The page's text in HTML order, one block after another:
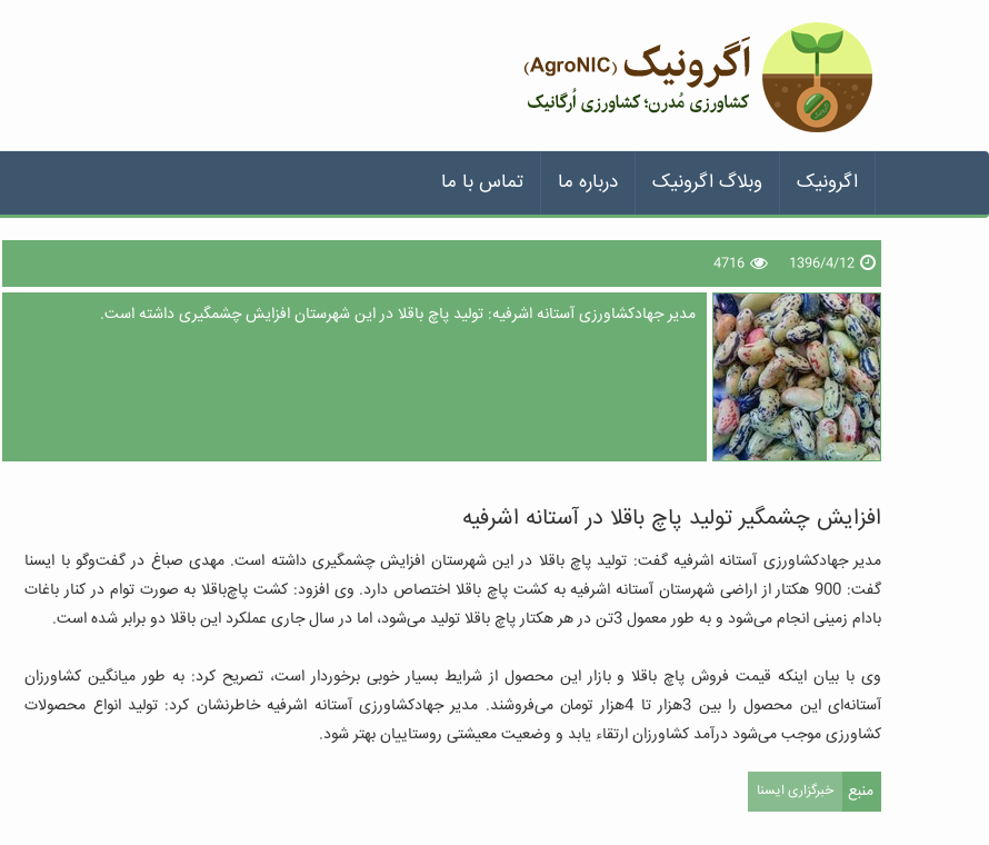
اگرونیک وبلاگ اگرونیک درباره ما تماس با ما
1396/4/12
4716
مدیر جهادکشاورزی آستانه ‌اشرفیه: تولید پاچ باقلا در این شهرستان افزایش چشمگیری داشته است.
افزایش چشمگیر تولید پاچ باقلا در آستانه اشرفیه
مدیر جهادکشاورزی آستانه ‌اشرفیه گفت: تولید پاچ باقلا در این شهرستان افزایش چشمگیری داشته است. ‌مهدی صباغ در گفت‌و‌گو با ایسنا‌
گفت: 900 هکتار از اراضی شهرستان آستانه اشرفیه به کشت پاچ باقلا اختصاص دارد.
وی افزود: کشت پاچ‌باقلا به صورت توام در کنار باغات
بادام زمینی انجام می‌شود و به طور معمول 3تن در هر هکتار پاچ باقلا تولید می‌شود، اما در سال جاری عملکرد این باقلا دو برابر شده است.
وی با بیان اینکه قیمت فروش پاچ باقلا و بازار این محصول از شرایط بسیار خوبی برخوردار است، تصریح کرد: به طور میانگین کشاورزان
آستانه‌ای این محصول را بین 3هزار تا 4هزار تومان می‌فروشند.
مدیر جهادکشاورزی آستانه اشرفیه خاطرنشان‌ کرد: تولید انواع محصولات
کشاورزی موجب می‌شود درآمد کشاورزان ارتقاء یابد و وضعیت معیشتی روستاییان بهتر شود.
منبع خبرگزاری ایسنا